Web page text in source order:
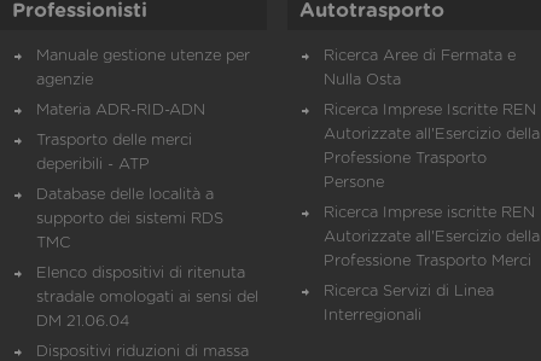
Professionisti
Manuale gestione utenze per
agenzie
Materia ADR-RID-ADN
Trasporto delle merci
deperibili - ATP
Database delle località a
supporto dei sistemi RDS
TMC
Elenco dispositivi di ritenuta
stradale omologati ai sensi del
DM 21.06.04
Dispositivi riduzioni di massa
Autotrasporto
Ricerca Aree di Fermata e
Nulla Osta
Ricerca Imprese Iscritte REN
Autorizzate all'Esercizio della
Professione Trasporto
Persone
Ricerca Imprese iscritte REN
Autorizzate all'Esercizio della
Professione Trasporto Merci
Ricerca Servizi di Linea
Interregionali